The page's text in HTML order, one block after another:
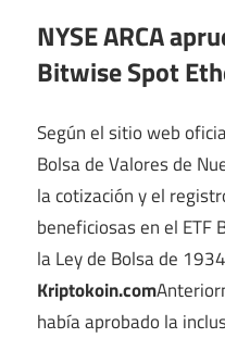
NYSE ARCA
Bitwise Spot
Según el sitio web
Bolsa de Valores de
la cotización y el
beneficiosas en el ETF
la Ley de Bolsa de
Kriptokoin.com
había aprobado la